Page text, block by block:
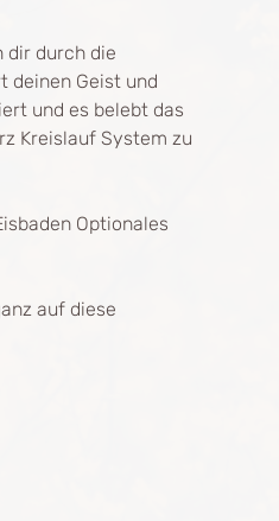
dir durch die
deinen Geist und
und es belebt das
Kreislauf System zu
Optionales
auf diese